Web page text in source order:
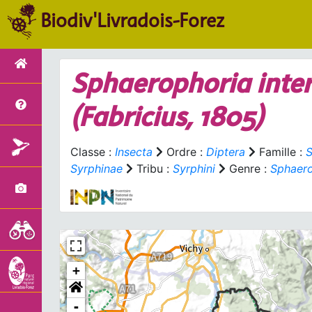
Biodiv'Livradois-Forez
Sphaerophoria
(Fabricius, 1805)
Classe : Insecta Ordre : Diptera Famille :
Syrphinae
Tribu : Syrphini Genre :
+
-